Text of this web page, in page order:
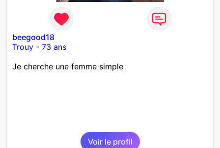
beegood18
Trouy - 73 ans
Je cherche une femme simple
Voir le profil